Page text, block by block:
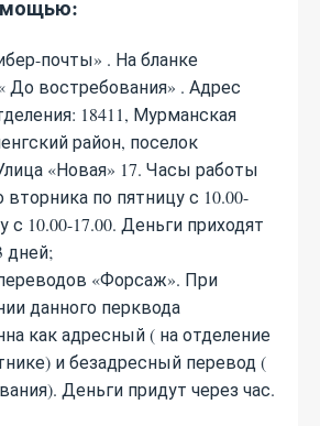
почты» . На бланке
До востребования» . Адрес
18411, Мурманская
район, поселок
«Новая» 17. Часы работы
вторника по пятницу с 10.00-
с 10.00-17.00. Деньги приходят
дней;
«Форсаж». При
данного перквода
как адресный ( на отделение
и безадресный перевод (
Деньги придут через час.